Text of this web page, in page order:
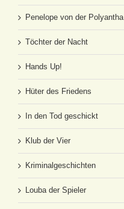
Penelope von der Polyantha
Töchter der Nacht
Hands Up!
Hüter des Friedens
In den Tod geschickt
Klub der Vier
Kriminalgeschichten
Louba der Spieler